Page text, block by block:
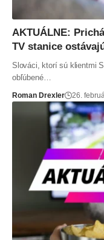
AKTUÁLNE:
TV stanice
Slováci, ktorí sú klientmi
obľúbené…
Roman Drexler 26.